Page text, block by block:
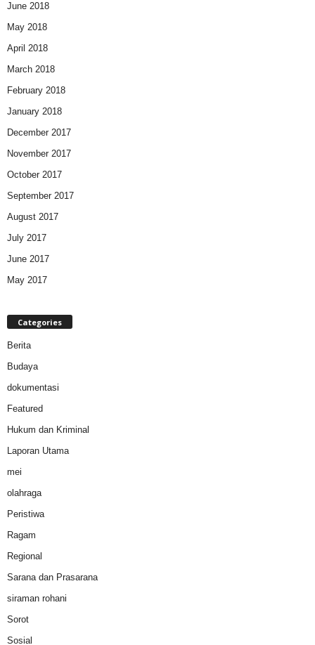
June 2018
May 2018
April 2018
March 2018
February 2018
January 2018
December 2017
November 2017
October 2017
September 2017
August 2017
July 2017
June 2017
May 2017
Categories
Berita
Budaya
dokumentasi
Featured
Hukum dan Kriminal
Laporan Utama
mei
olahraga
Peristiwa
Ragam
Regional
Sarana dan Prasarana
siraman rohani
Sorot
Sosial